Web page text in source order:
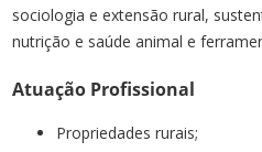
sociologia e extensão rural,
nutrição e saúde animal e
Atuação Profissional
Propriedades rurais;